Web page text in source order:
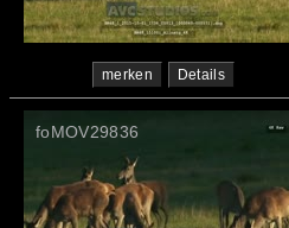
merken Details
foMOV29836